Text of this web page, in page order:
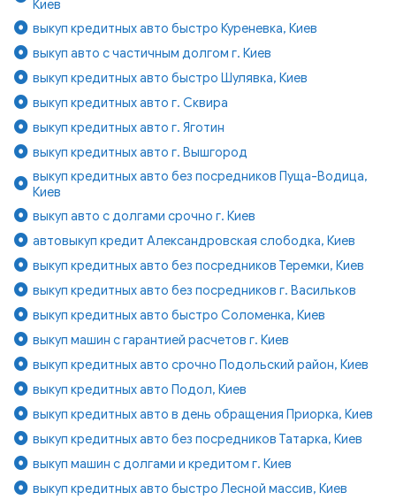
Киев
выкуп кредитных авто быстро Куреневка, Киев
выкуп авто с частичным долгом г. Киев
выкуп кредитных авто быстро Шулявка, Киев
выкуп кредитных авто г. Сквира
выкуп кредитных авто г. Яготин
выкуп кредитных авто г. Вышгород
выкуп кредитных авто без посредников Пуща-Водица,
Киев
выкуп авто с долгами срочно г. Киев
автовыкуп кредит Александровская слободка, Киев
выкуп кредитных авто без посредников Теремки, Киев
выкуп кредитных авто без посредников г. Васильков
выкуп кредитных авто быстро Соломенка, Киев
выкуп машин с гарантией расчетов г. Киев
выкуп кредитных авто срочно Подольский район, Киев
выкуп кредитных авто Подол, Киев
выкуп кредитных авто в день обращения Приорка, Киев
выкуп кредитных авто без посредников Татарка, Киев
выкуп машин с долгами и кредитом г. Киев
выкуп кредитных авто быстро Лесной массив, Киев